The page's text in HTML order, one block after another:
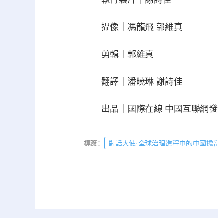
攝像｜馮龍飛 郭維真
剪輯｜郭維真
翻譯｜潘曉琳 謝詩佳
出品｜國際在線 中國互聯網發
標簽： 對話大使·全球治理進程中的中國擔